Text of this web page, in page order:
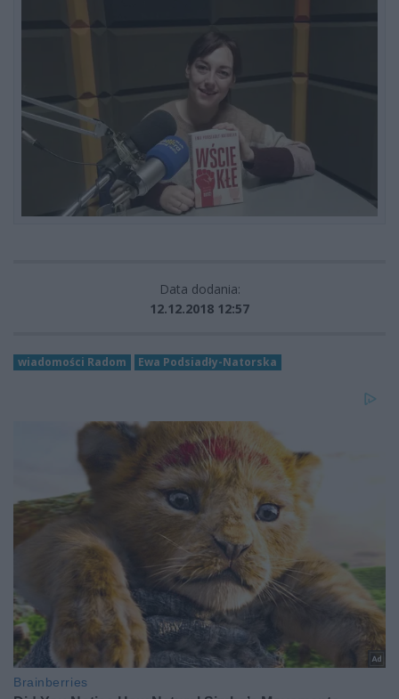
Data dodania:
12.12.2018 12:57
wiadomości Radom Ewa Podsiadły-Natorska